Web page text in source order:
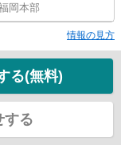
岡本部
情報の見方
る(無料)
する